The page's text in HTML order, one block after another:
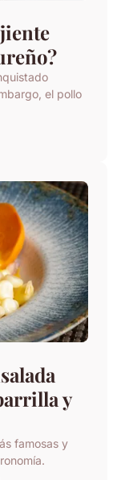
el pollo
y
famosas y